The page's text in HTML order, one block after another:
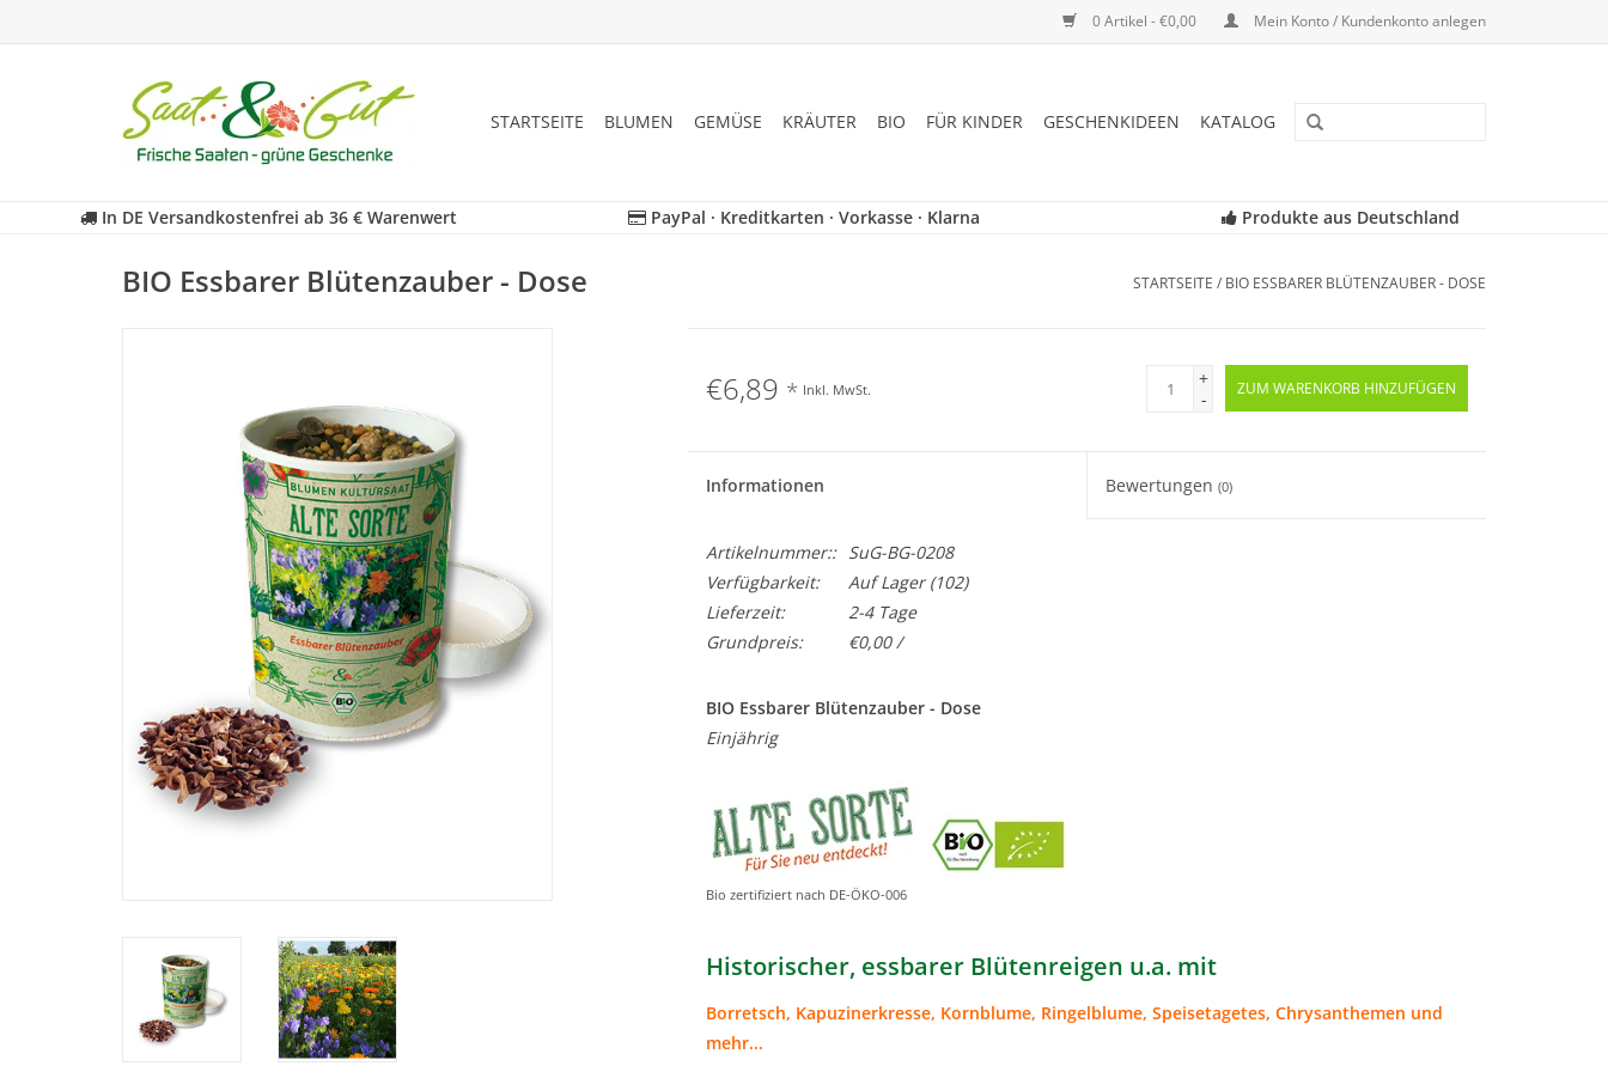
0 Artikel - €0,00 Mein Konto / Kundenkonto anlegen
STARTSEITE BLUMEN GEMÜSE KRÄUTER BIO FÜR KINDER GESCHENKIDEEN KATALOG
In DE Versandkostenfrei ab 36 € Warenwert PayPal · Kreditkarten · Vorkasse · Klarna Produkte aus Deutschland
BIO Essbarer Blütenzauber - Dose STARTSEITE / BIO ESSBARER BLÜTENZAUBER - DOSE
€6,89 * Inkl. MwSt.
+
-
ZUM WARENKORB HINZUFÜGEN
Informationen Bewertungen(0)
Artikelnummer::
SuG-BG-0208
Verfügbarkeit:
Auf Lager(102)
Lieferzeit:
2-4 Tage
Grundpreis:
€0,00 /
BIO Essbarer Blütenzauber - Dose
Einjährig
Bio zertifiziert nach DE-ÖKO-006
Historischer, essbarer Blütenreigen u.a. mit
Borretsch, Kapuzinerkresse, Kornblume, Ringelblume, Speisetagetes, Chrysanthemen und
mehr...